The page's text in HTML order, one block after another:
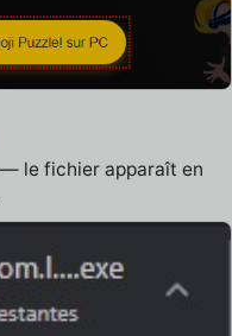
le fichier apparaît en